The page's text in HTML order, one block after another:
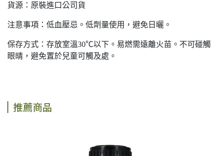
貨源：原裝進口公司貨
注意事項：低血壓忌。低劑量使用，避免日曬。
保存方式：存放室溫30℃以下。易燃需遠離火苗。不可碰觸
眼晴，避免置於兒童可觸及處。
推薦商品